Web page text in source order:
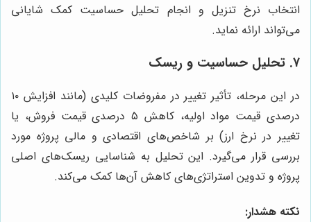
انتخاب نرخ تنزیل و انجام تحلیل حساسیت کمک شایانی
می‌تواند ارائه نماید.
۷. تحلیل حساسیت و ریسک
در این مرحله، تأثیر تغییر در مفروضات کلیدی (مانند افزایش ۱۰
درصدی قیمت مواد اولیه، کاهش ۵ درصدی قیمت فروش، یا
تغییر در نرخ ارز) بر شاخص‌های اقتصادی و مالی پروژه مورد
بررسی قرار می‌گیرد. این تحلیل به شناسایی ریسک‌های اصلی
پروژه و تدوین استراتژی‌های کاهش آن‌ها کمک می‌کند.
نکته هشدار: